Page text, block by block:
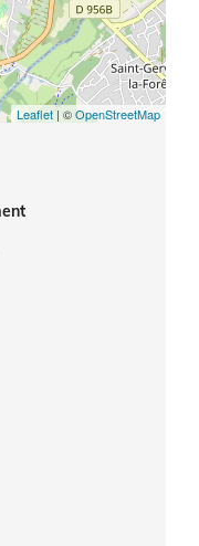
Leaflet | ©OpenStreetMap